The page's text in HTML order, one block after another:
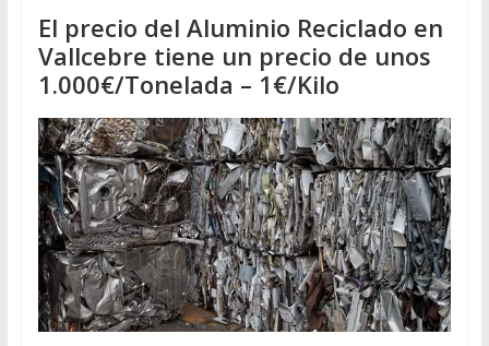
El precio del Aluminio Reciclado en
Vallcebre tiene un precio de unos
1.000€/Tonelada – 1€/Kilo